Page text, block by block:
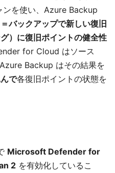
ンを使い、Azure Backup
バックアップで新しい復旧
）に復旧ポイントの健全性
for Cloud はソース
Backup はその結果を
で各復旧ポイントの状態を
Microsoft Defender for
2 を有効化しているこ